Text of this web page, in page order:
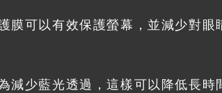
膜可以有效保護螢幕，並減少對眼
減少藍光透過，這樣可以降低長